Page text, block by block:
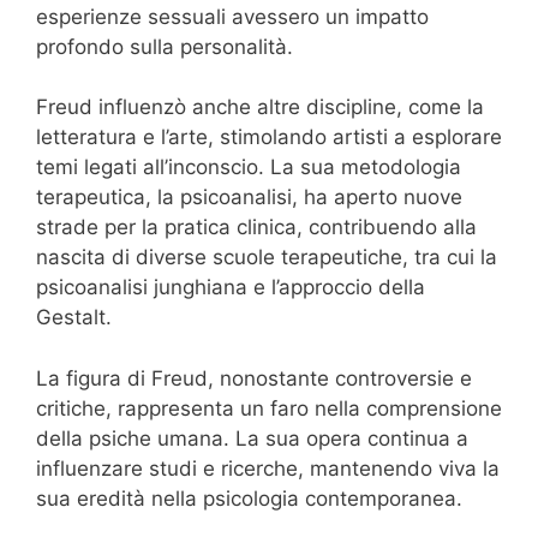
esperienze sessuali avessero un impatto
profondo sulla personalità.
Freud influenzò anche altre discipline, come la
letteratura e l’arte, stimolando artisti a esplorare
temi legati all’inconscio. La sua metodologia
terapeutica, la psicoanalisi, ha aperto nuove
strade per la pratica clinica, contribuendo alla
nascita di diverse scuole terapeutiche, tra cui la
psicoanalisi junghiana e l’approccio della
Gestalt.
La figura di Freud, nonostante controversie e
critiche, rappresenta un faro nella comprensione
della psiche umana. La sua opera continua a
influenzare studi e ricerche, mantenendo viva la
sua eredità nella psicologia contemporanea.